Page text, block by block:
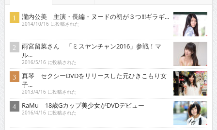
瀧内公美 主演・長編・ヌードの初が３つ!!!ギラギ...
2014/10/16 に投稿された
雨宮留菜さん 「ミスヤンチャン2016」参戦！マ
ル...
2016/5/16 に投稿された
真琴 セクシーDVDをリリースした元ひきこもり女
子...
2013/4/16 に投稿された
RaMu 18歳Gカップ美少女がDVDデビュー
2016/4/16 に投稿された